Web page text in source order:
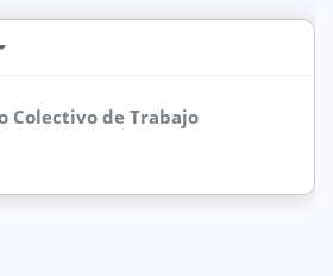
Colectivo de Trabajo